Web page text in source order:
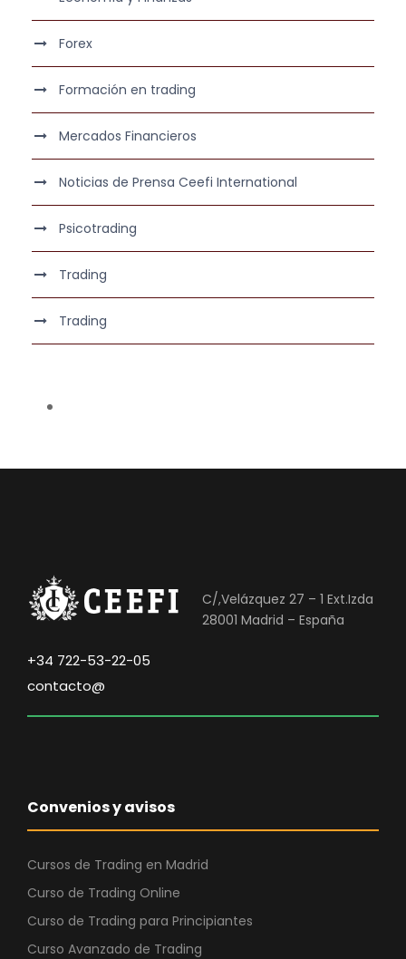
Forex
Formación en trading
Mercados Financieros
Noticias de Prensa Ceefi International
Psicotrading
Trading
Trading
C/,Velázquez 27 – 1 Ext.Izda
28001 Madrid – España
+34 722-53-22-05
contacto@
Convenios y avisos
Cursos de Trading en Madrid
Curso de Trading Online
Curso de Trading para Principiantes
Curso Avanzado de Trading